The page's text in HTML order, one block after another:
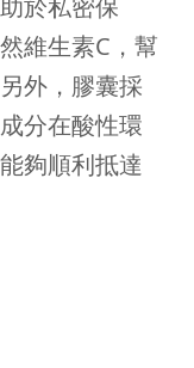
於私密保
維生素C，幫
外，膠囊採
分在酸性環
夠順利抵達